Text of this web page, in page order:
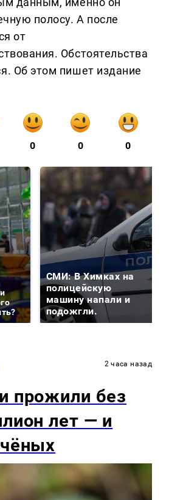
полосу. А после
от
Обстоятельства
Об этом пишет издание
0 0 0
СМИ: В Химках на
полицейскую
машину напали и
подожгли.
2 часа назад
прожили без
лет — и